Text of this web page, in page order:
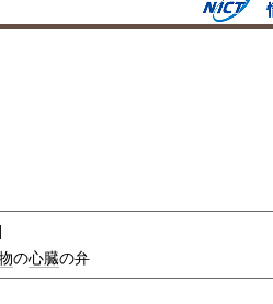
の心臓の弁